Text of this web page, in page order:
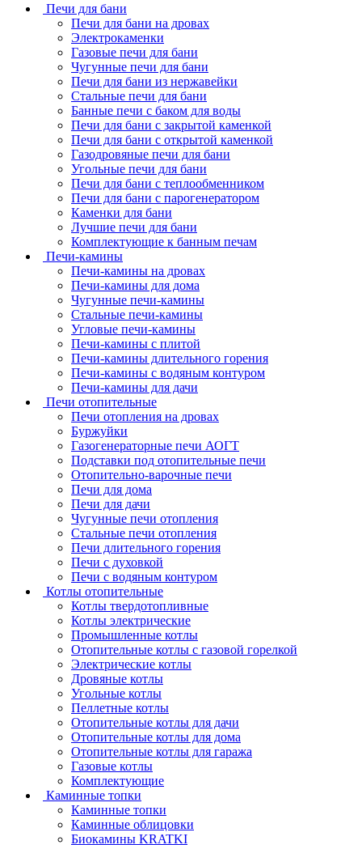
Печи для бани
Печи для бани на дровах
Электрокаменки
Газовые печи для бани
Чугунные печи для бани
Печи для бани из нержавейки
Стальные печи для бани
Банные печи с баком для воды
Печи для бани с закрытой каменкой
Печи для бани с открытой каменкой
Газодровяные печи для бани
Угольные печи для бани
Печи для бани с теплообменником
Печи для бани с парогенератором
Каменки для бани
Лучшие печи для бани
Комплектующие к банным печам
Печи-камины
Печи-камины на дровах
Печи-камины для дома
Чугунные печи-камины
Стальные печи-камины
Угловые печи-камины
Печи-камины с плитой
Печи-камины длительного горения
Печи-камины с водяным контуром
Печи-камины для дачи
Печи отопительные
Печи отопления на дровах
Буржуйки
Газогенераторные печи АОГТ
Подставки под отопительные печи
Отопительно-варочные печи
Печи для дома
Печи для дачи
Чугунные печи отопления
Стальные печи отопления
Печи длительного горения
Печи с духовкой
Печи с водяным контуром
Котлы отопительные
Котлы твердотопливные
Котлы электрические
Промышленные котлы
Отопительные котлы с газовой горелкой
Электрические котлы
Дровяные котлы
Угольные котлы
Пеллетные котлы
Отопительные котлы для дачи
Отопительные котлы для дома
Отопительные котлы для гаража
Газовые котлы
Комплектующие
Каминные топки
Каминные топки
Каминные облицовки
Биокамины KRATKI